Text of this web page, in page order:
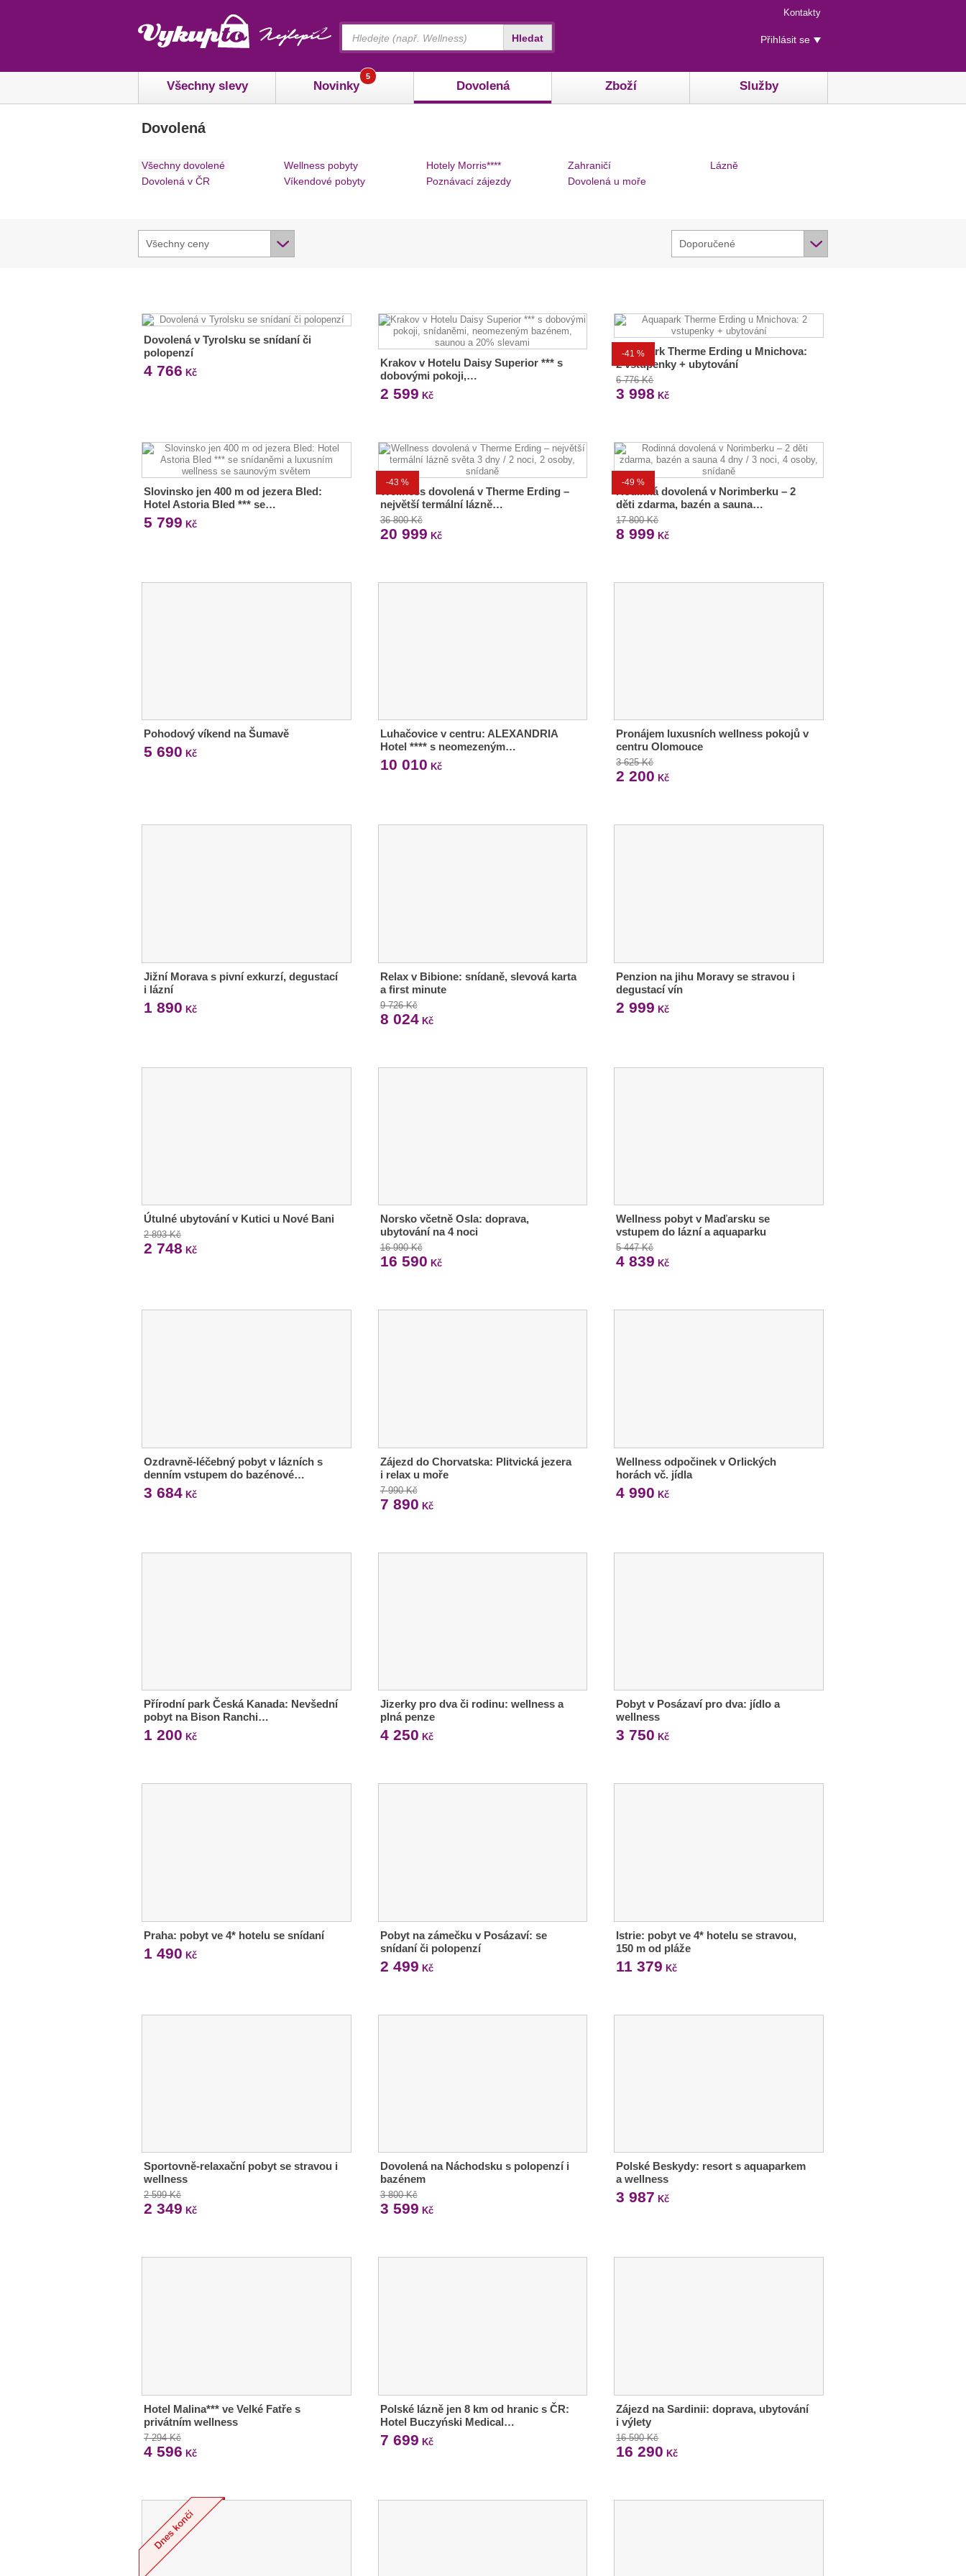
Menu
rychlého
přístupu
Kontakty
Uživatelské
menu
Přihlásit se
Všechny slevy Novinky
5
Dovolená Zboží Služby
Hledat
Dovolená
Všechny dovolené
Dovolená v ČR
Wellness pobyty
Víkendové pobyty
Hotely Morris****
Poznávací zájezdy
Zahraničí
Dovolená u moře
Lázně
Všechny ceny Doporučené
Dovolená v Tyrolsku se snídaní či
polopenzí
4 766 Kč
Krakov v Hotelu Daisy Superior *** s
dobovými pokoji,…
2 599 Kč
-41 %
Aquapark Therme Erding u Mnichova:
2 vstupenky + ubytování
6 776 Kč
3 998 Kč
Slovinsko jen 400 m od jezera Bled:
Hotel Astoria Bled *** se…
5 799 Kč
-43 %
Wellness dovolená v Therme Erding –
největší termální lázně…
36 800 Kč
20 999 Kč
-49 %
Rodinná dovolená v Norimberku – 2
děti zdarma, bazén a sauna…
17 800 Kč
8 999 Kč
Pohodový víkend na Šumavě
5 690 Kč
Luhačovice v centru: ALEXANDRIA
Hotel **** s neomezeným…
10 010 Kč
Pronájem luxusních wellness pokojů v
centru Olomouce
3 625 Kč
2 200 Kč
Jižní Morava s pivní exkurzí, degustací
i lázní
1 890 Kč
Relax v Bibione: snídaně, slevová karta
a first minute
9 726 Kč
8 024Kč
Penzion na jihu Moravy se stravou i
degustací vín
2 999 Kč
Útulné ubytování v Kutici u Nové Bani
2 893 Kč
2 748 Kč
Norsko včetně Osla: doprava,
ubytování na 4 noci
16 990 Kč
16 590 Kč
Wellness pobyt v Maďarsku se
vstupem do lázní a aquaparku
5 447 Kč
4 839 Kč
Ozdravně-léčebný pobyt v lázních s
denním vstupem do bazénové…
3 684 Kč
Zájezd do Chorvatska: Plitvická jezera
i relax u moře
7 990 Kč
7 890 Kč
Wellness odpočinek v Orlických
horách vč. jídla
4 990 Kč
Přírodní park Česká Kanada: Nevšední
pobyt na Bison Ranchi…
1 200 Kč
Jizerky pro dva či rodinu: wellness a
plná penze
4 250 Kč
Pobyt v Posázaví pro dva: jídlo a
wellness
3 750 Kč
Praha: pobyt ve 4* hotelu se snídaní
1 490 Kč
Pobyt na zámečku v Posázaví: se
snídaní či polopenzí
2 499 Kč
Istrie: pobyt ve 4* hotelu se stravou,
150 m od pláže
11 379 Kč
Sportovně-relaxační pobyt se stravou i
wellness
2 599 Kč
2 349 Kč
Dovolená na Náchodsku s polopenzí i
bazénem
3 800 Kč
3 599 Kč
Polské Beskydy: resort s aquaparkem
a wellness
3 987 Kč
Hotel Malina*** ve Velké Fatře s
privátním wellness
7 294 Kč
4 596 Kč
Polské lázně jen 8 km od hranic s ČR:
Hotel Buczyński Medical…
7 699 Kč
Zájezd na Sardinii: doprava, ubytování
i výlety
16 590 Kč
16 290 Kč